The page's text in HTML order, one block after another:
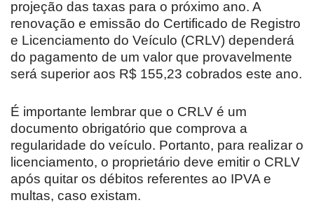
projeção das taxas para o próximo ano. A
renovação e emissão do Certificado de Registro
e Licenciamento do Veículo (CRLV) dependerá
do pagamento de um valor que provavelmente
será superior aos R$ 155,23 cobrados este ano.
É importante lembrar que o CRLV é um
documento obrigatório que comprova a
regularidade do veículo. Portanto, para realizar o
licenciamento, o proprietário deve emitir o CRLV
após quitar os débitos referentes ao IPVA e
multas, caso existam.